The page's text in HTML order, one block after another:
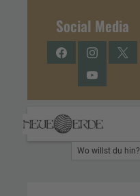
Social Media
FacebookInstagramTwitter
YouTube
Wo willst du hin?